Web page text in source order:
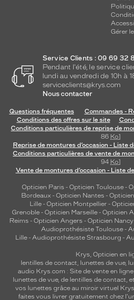
Gérer
Service Clients : 09 69 32
Pendant l'été, le service
lundi au vendredi de 10h à
serviceclients@krys.com
Nous contacter
Questions fréquentes
Commandes -
Conditions des offres sur le site
Conditions particulières de reprise de
86 Ko]
Reprise de montures d’occasion - Liste
Conditions particulières de vente de
94 Ko]
Vente de montures d’occasion - Liste
Opticien Paris - Opticien Toulouse-
Bordeaux- Opticien Nantes -
Lille - Opticien Montpellier -
Grenoble - Opticien Marseille - Opticien
Reims - Opticien Angers - Opticien Nancy
Audioprothésiste Toulouse-
Lille- Audioprothésiste Strasbourg -
Krys, Opticien en
lentilles de contact, lunettes de vue,
audio Krys.com : Site de vente en
lunettes de vue, de lentilles de contact,
vos lunettes grâce au miroir virtuel
faites vous livrer gratuitement chez